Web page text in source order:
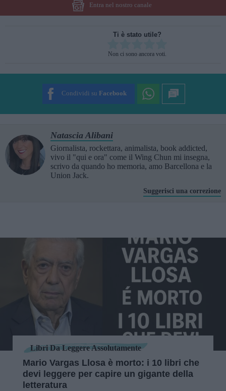
Entra nel nostro canale
Ti è stato utile?
Non ci sono ancora voti.
Condividi su Facebook
Natascia Alibani
Giornalista, rockettara, animalista, book addicted,
vivo il "qui e ora" come il Wing Chun mi insegna,
scrivo da quando ho memoria, amo Barcellona e la
Union Jack.
Suggerisci una correzione
Libri Da Leggere Assolutamente
Mario Vargas Llosa è morto: i 10 libri che
devi leggere per capire un gigante della
letteratura